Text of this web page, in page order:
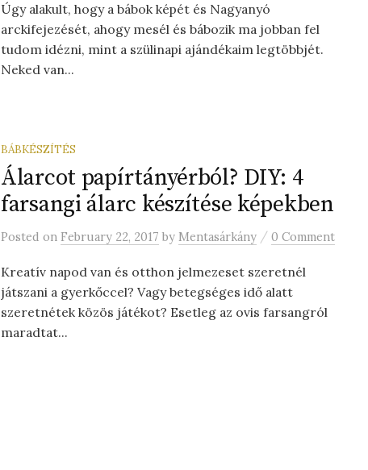
Úgy alakult, hogy a bábok képét és Nagyanyó
arckifejezését, ahogy mesél és bábozik ma jobban fel
tudom idézni, mint a szülinapi ajándékaim legtöbbjét.
Neked van...
BÁBKÉSZÍTÉS
Álarcot papírtányérból? DIY: 4
farsangi álarc készítése képekben
Posted on February 22, 2017 by Mentasárkány / 0 Comment
Kreatív napod van és otthon jelmezeset szeretnél
játszani a gyerkőccel? Vagy betegséges idő alatt
szeretnétek közös játékot? Esetleg az ovis farsangról
maradtat...